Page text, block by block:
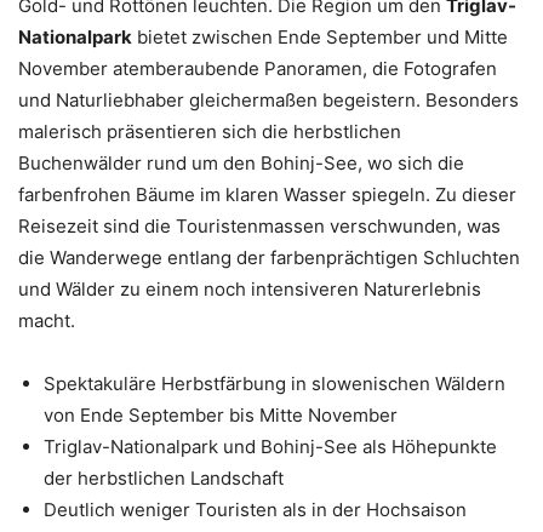
Gold- und Rottönen leuchten. Die Region um den Triglav-
Nationalpark bietet zwischen Ende September und Mitte
November atemberaubende Panoramen, die Fotografen
und Naturliebhaber gleichermaßen begeistern. Besonders
malerisch präsentieren sich die herbstlichen
Buchenwälder rund um den Bohinj-See, wo sich die
farbenfrohen Bäume im klaren Wasser spiegeln. Zu dieser
Reisezeit sind die Touristenmassen verschwunden, was
die Wanderwege entlang der farbenprächtigen Schluchten
und Wälder zu einem noch intensiveren Naturerlebnis
macht.
Spektakuläre Herbstfärbung in slowenischen Wäldern
von Ende September bis Mitte November
Triglav-Nationalpark und Bohinj-See als Höhepunkte
der herbstlichen Landschaft
Deutlich weniger Touristen als in der Hochsaison